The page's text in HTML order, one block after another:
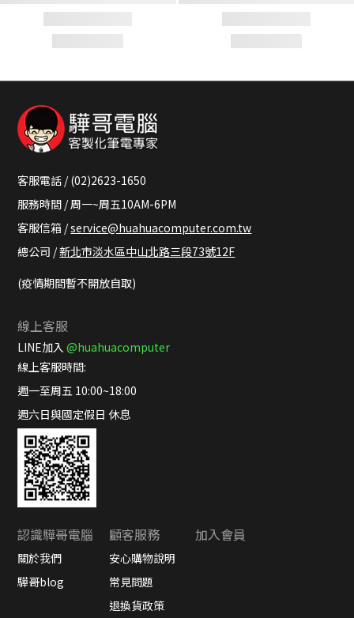
客服電話 / (02)2623-1650
服務時間 / 周一~周五10AM-6PM
客服信箱 /service@huahuacomputer.com.tw
總公司 /新北市淡水區中山北路三段73號12F
(疫情期間暫不開放自取)
線上客服
LINE加入@huahuacomputer
線上客服時間:
週一至周五 10:00~18:00
週六日與國定假日 休息
認識驊哥電腦
關於我們
驊哥blog
顧客服務
安心購物說明
常見問題
退換貨政策
加入會員